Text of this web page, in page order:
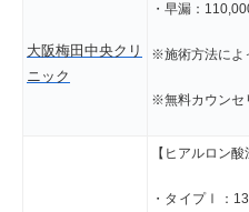
大阪梅田中央クリ
ニック
・早漏：
※施術方法によ
※無料カウンセ
【ヒアルロン酸
・タイプⅠ：